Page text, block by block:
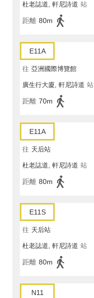
杜老誌道, 軒尼詩道 站
距離 80m
E11A
往 亞洲國際博覽館
廣生行大廈, 軒尼詩道 站
距離 70m
E11A
往 天后站
杜老誌道, 軒尼詩道 站
距離 80m
E11S
往 天后站
杜老誌道, 軒尼詩道 站
距離 80m
N11